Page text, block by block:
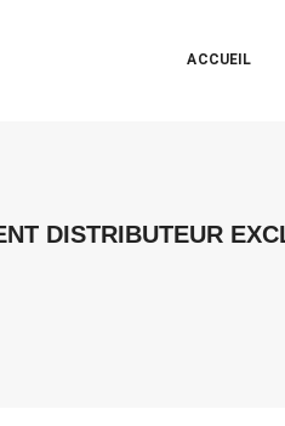
ACCUEIL
DISTRIBUTEUR